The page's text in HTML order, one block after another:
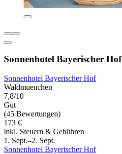
Sonnenhotel Bayerischer Hof
Sonnenhotel Bayerischer Hof
Waldmuenchen
7,8/10
Gut
(45 Bewertungen)
173 €
inkl. Steuern & Gebühren
1. Sept.–2. Sept.
Sonnenhotel Bayerischer Hof